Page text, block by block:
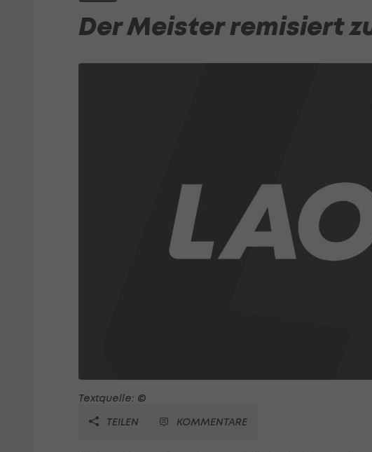
Der Meister remisiert
Textquelle: ©
TEILEN
KOMMENTARE